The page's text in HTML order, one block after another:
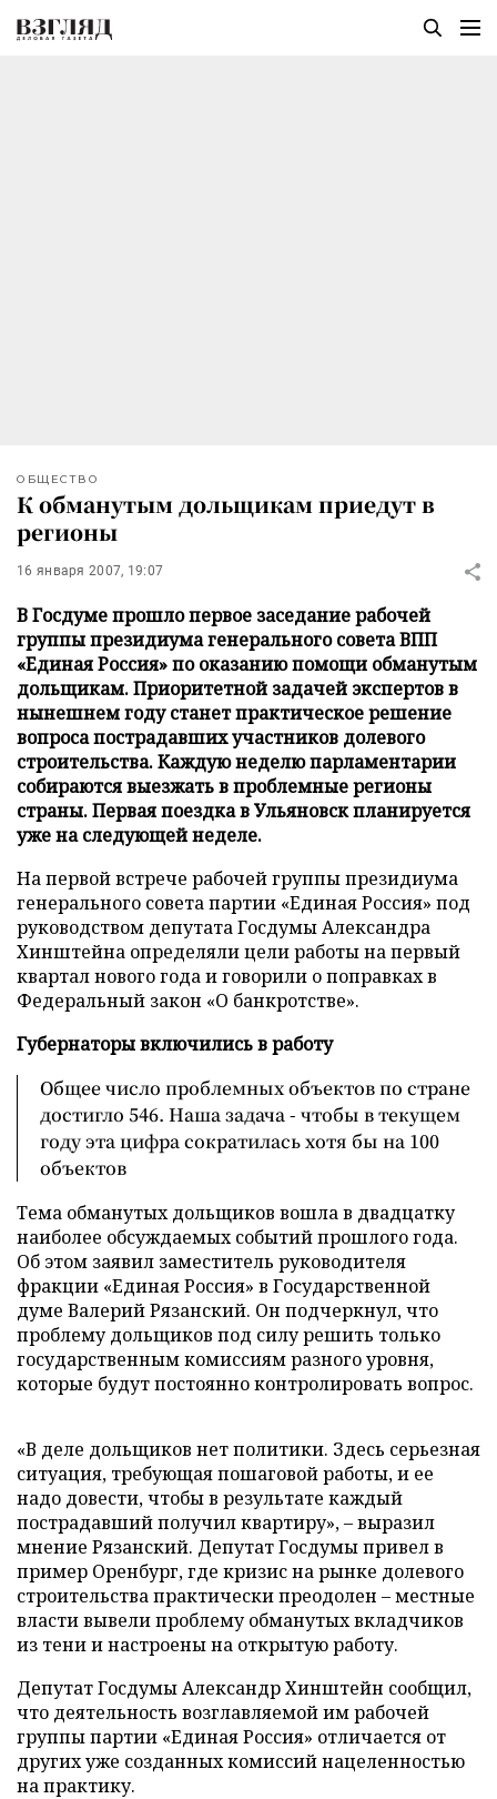
ОБЩЕСТВО
К обманутым дольщикам приедут в
регионы
16 января 2007, 19:07
В Госдуме прошло первое заседание рабочей
группы президиума генерального совета ВПП
«Единая Россия» по оказанию помощи обманутым
дольщикам. Приоритетной задачей экспертов в
нынешнем году станет практическое решение
вопроса пострадавших участников долевого
строительства. Каждую неделю парламентарии
собираются выезжать в проблемные регионы
страны. Первая поездка в Ульяновск планируется
уже на следующей неделе.
На первой встрече рабочей группы президиума
генерального совета партии «Единая Россия» под
руководством депутата Госдумы Александра
Хинштейна определяли цели работы на первый
квартал нового года и говорили о поправках в
Федеральный закон «О банкротстве».
Губернаторы включились в работу
Общее число проблемных объектов по стране
достигло 546. Наша задача - чтобы в текущем
году эта цифра сократилась хотя бы на 100
объектов
Тема обманутых дольщиков вошла в двадцатку
наиболее обсуждаемых событий прошлого года.
Об этом заявил заместитель руководителя
фракции «Единая Россия» в Государственной
думе Валерий Рязанский. Он подчеркнул, что
проблему дольщиков под силу решить только
государственным комиссиям разного уровня,
которые будут постоянно контролировать вопрос.
«В деле дольщиков нет политики. Здесь серьезная
ситуация, требующая пошаговой работы, и ее
надо довести, чтобы в результате каждый
пострадавший получил квартиру», – выразил
мнение Рязанский. Депутат Госдумы привел в
пример Оренбург, где кризис на рынке долевого
строительства практически преодолен – местные
власти вывели проблему обманутых вкладчиков
из тени и настроены на открытую работу.
Депутат Госдумы Александр Хинштейн сообщил,
что деятельность возглавляемой им рабочей
группы партии «Единая Россия» отличается от
других уже созданных комиссий нацеленностью
на практику.